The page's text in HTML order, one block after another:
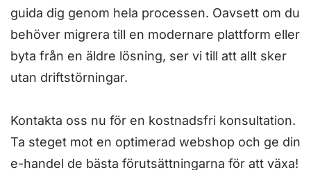
guida dig genom hela processen. Oavsett om du
behöver migrera till en modernare plattform eller
byta från en äldre lösning, ser vi till att allt sker
utan driftstörningar.
Kontakta oss nu för en kostnadsfri konsultation.
Ta steget mot en optimerad webshop och ge din
e-handel de bästa förutsättningarna för att växa!